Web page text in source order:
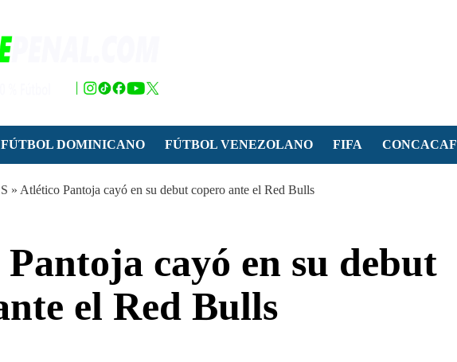
FÚTBOL DOMINICANO FÚTBOL VENEZOLANO FIFA CONCACAF
» Atlético Pantoja cayó en su debut copero ante el Red Bulls
cayó en su debut
el Red Bulls